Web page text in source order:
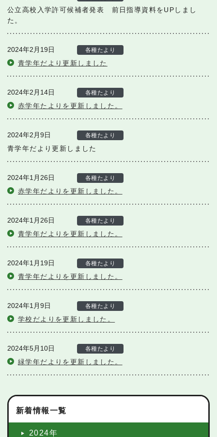
公立高校入学許可候補者発表 前日指導資料をUPしまし
た。
2024年2月19日 各種たより
青学年だより更新しました
2024年2月14日 各種たより
赤学年たよりを更新しました。
2024年2月9日 各種たより
青学年だより更新しました
2024年1月26日 各種たより
赤学年だよりを更新しました。
2024年1月26日 各種たより
青学年だよりを更新しました。
2024年1月19日 各種たより
青学年だよりを更新しました。
2024年1月9日 各種たより
学校だよりを更新しました。
2024年5月10日 各種たより
緑学年だよりを更新しました。
新着情報一覧
2024年